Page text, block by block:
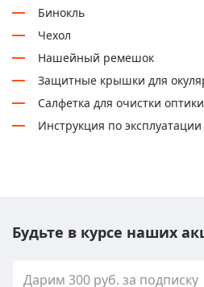
Бинокль
Чехол
Нашейный ремешок
Защитные крышки для
Салфетка для очистки оптики
Инструкция по
Будьте в курсе наших